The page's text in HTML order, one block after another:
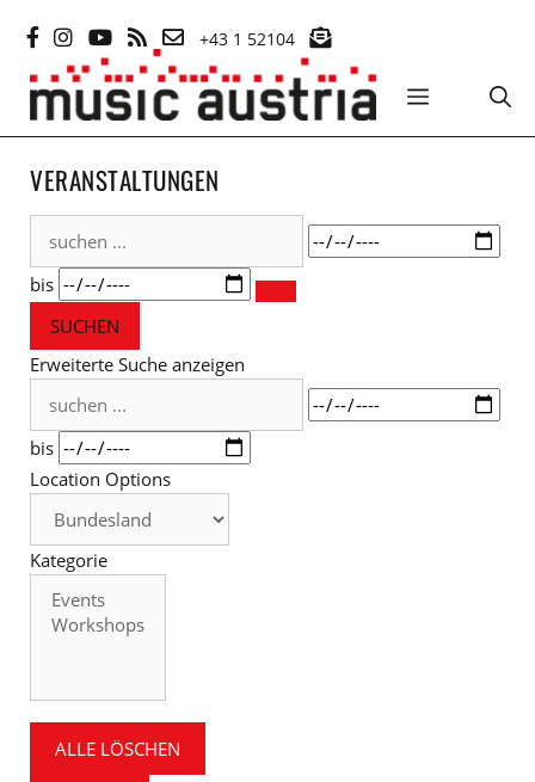
Inhalt
springen
+43 1 52104
MENÜ
VERANSTALTUNGEN
suchen
Datum
bis
SUCHEN
Erweiterte Suche anzeigen
suchen
Datum
bis
Location Options
Bundesland
Kategorie
Kategorie
ALLE LÖSCHEN